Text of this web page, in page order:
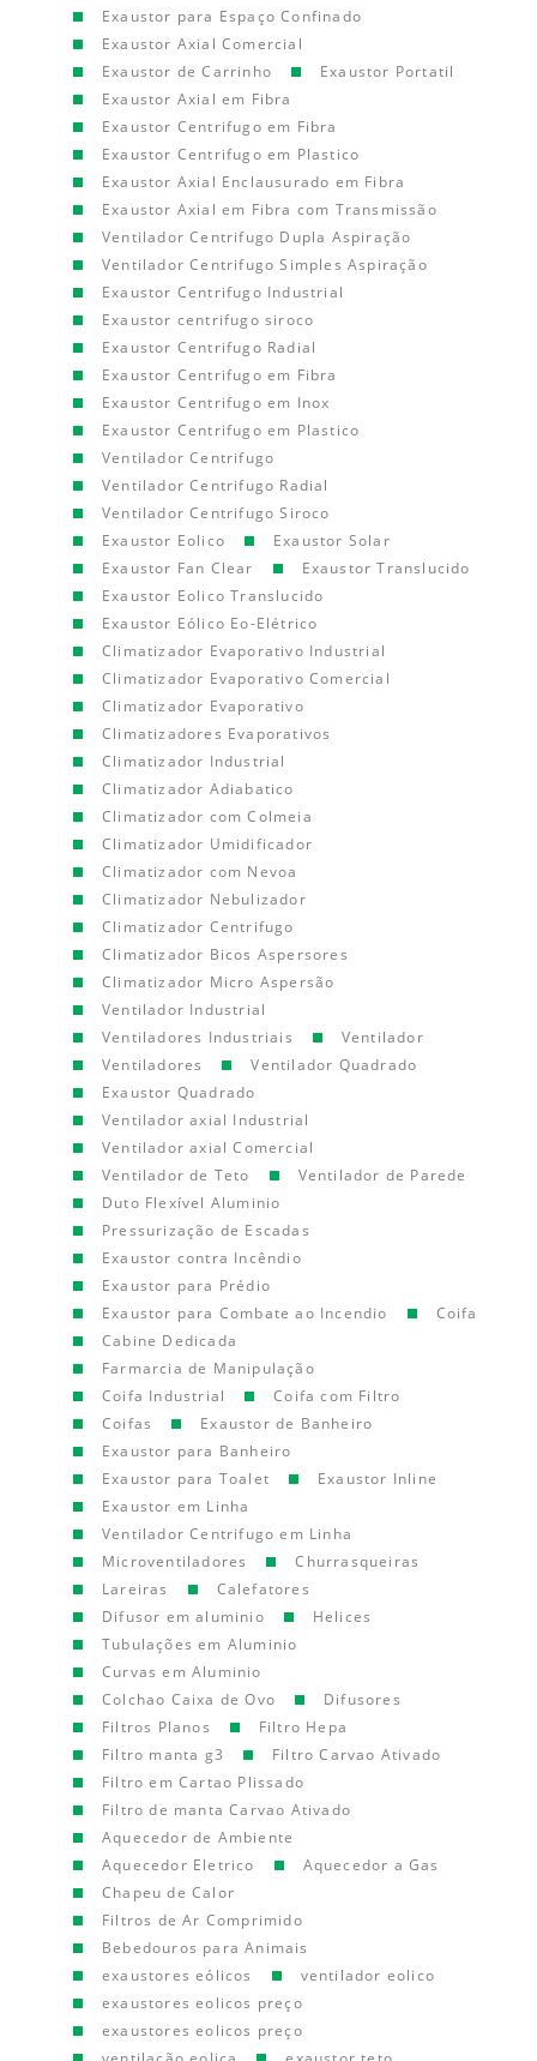
Exaustor para Espaço Confinado
Exaustor Axial Comercial
Exaustor de Carrinho
Exaustor Portatil
Exaustor Axial em Fibra
Exaustor Centrifugo em Fibra
Exaustor Centrifugo em Plastico
Exaustor Axial Enclausurado em Fibra
Exaustor Axial em Fibra com Transmissão
Ventilador Centrifugo Dupla Aspiração
Ventilador Centrifugo Simples Aspiração
Exaustor Centrifugo Industrial
Exaustor centrifugo siroco
Exaustor Centrifugo Radial
Exaustor Centrifugo em Fibra
Exaustor Centrifugo em Inox
Exaustor Centrifugo em Plastico
Ventilador Centrifugo
Ventilador Centrifugo Radial
Ventilador Centrifugo Siroco
Exaustor Eolico
Exaustor Solar
Exaustor Fan Clear
Exaustor Translucido
Exaustor Eolico Translucido
Exaustor Eólico Eo-Elétrico
Climatizador Evaporativo Industrial
Climatizador Evaporativo Comercial
Climatizador Evaporativo
Climatizadores Evaporativos
Climatizador Industrial
Climatizador Adiabatico
Climatizador com Colmeia
Climatizador Umidificador
Climatizador com Nevoa
Climatizador Nebulizador
Climatizador Centrifugo
Climatizador Bicos Aspersores
Climatizador Micro Aspersão
Ventilador Industrial
Ventiladores Industriais
Ventilador
Ventiladores
Ventilador Quadrado
Exaustor Quadrado
Ventilador axial Industrial
Ventilador axial Comercial
Ventilador de Teto
Ventilador de Parede
Duto Flexível Aluminio
Pressurização de Escadas
Exaustor contra Incêndio
Exaustor para Prédio
Exaustor para Combate ao Incendio
Coifa
Cabine Dedicada
Farmarcia de Manipulação
Coifa Industrial
Coifa com Filtro
Coifas
Exaustor de Banheiro
Exaustor para Banheiro
Exaustor para Toalet
Exaustor Inline
Exaustor em Linha
Ventilador Centrifugo em Linha
Microventiladores
Churrasqueiras
Lareiras
Calefatores
Difusor em aluminio
Helices
Tubulações em Aluminio
Curvas em Aluminio
Colchao Caixa de Ovo
Difusores
Filtros Planos
Filtro Hepa
Filtro manta g3
Filtro Carvao Ativado
Filtro em Cartao Plissado
Filtro de manta Carvao Ativado
Aquecedor de Ambiente
Aquecedor Eletrico
Aquecedor a Gas
Chapeu de Calor
Filtros de Ar Comprimido
Bebedouros para Animais
exaustores eólicos
ventilador eolico
exaustores eolicos preço
exaustores eolicos preço